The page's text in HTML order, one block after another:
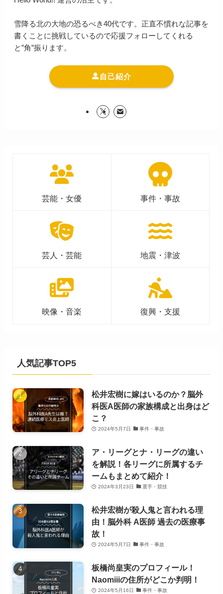
雪降る北の大地の恐るべき40代です。正直不慣れな記事を
書くことに挑戦しているので応援フォローしてくれる
と”角”振ります。
自己紹介
芸能・女優 事件・事故
芸人・芸能 地震・津波
映像・音楽 復興・支援
人気記事TOP5
松井宏樹に嫁はいるのか？脳外
科医A医師の家族構成と出身はど
こ？
2024年5月7日 事件・事故
ア・リーグとナ・リーグの違い
を解説！各リーグに所属するチ
ームもまとめて紹介！
2024年3月23日 選手・競技
松井宏樹が殺人鬼と言われる理
由！脳外科 A医師 過去の医療事
故！
2024年5月7日 事件・事故
板橋尚皇実のプロフィール！
Naomiiiの住所がどこか判明！
2024年5月16日 事件・事故